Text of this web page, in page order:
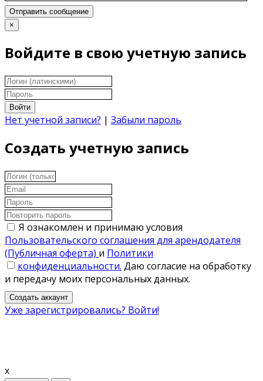
Отправить сообщение
×
Войдите в свою учетную запись
Войти
Нет учетной записи? | Забыли пароль
Создать учетную запись
Я ознакомлен и принимаю условия
Пользовательского соглашения для арендодателя
(Публичная оферта) и Политики
конфиденциальности. Даю согласие на обработку
и передачу моих персональных данных.
Создать аккаунт
Уже зарегистрировались? Войти!
x